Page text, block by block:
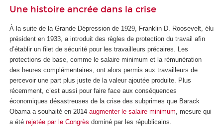
Une histoire ancrée dans la crise
À la suite de la Grande Dépression de 1929, Franklin D. Roosevelt, élu
président en 1933, a introduit des règles de protection du travail afin
d’établir un filet de sécurité pour les travailleurs précaires. Les
protections de base, comme le salaire minimum et la rémunération
des heures complémentaires, ont alors permis aux travailleurs de
percevoir une part plus juste de la valeur ajoutée produite. Plus
récemment, c’est aussi pour faire face aux conséquences
économiques désastreuses de la crise des subprimes que Barack
Obama a souhaité en 2014 augmenter le salaire minimum , mesure qui
a été rejetée par le Congrès dominé par les républicains.